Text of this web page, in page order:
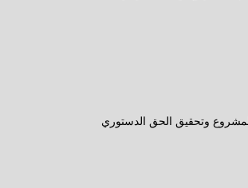
وتحقيق الحق الدستوري